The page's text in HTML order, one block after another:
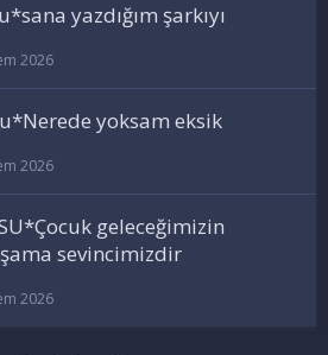
yazdığım şarkıyı
2026
yoksam eksik
2026
geleceğimizin
sevincimizdir
2026